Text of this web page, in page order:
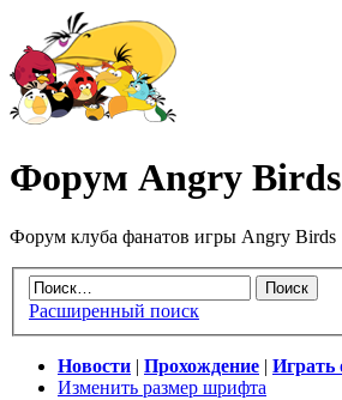
Форум Angry
Форум клуба фанатов игры Angry Birds
Расширенный поиск
Новости Прохождение Играть
Изменить размер шрифта